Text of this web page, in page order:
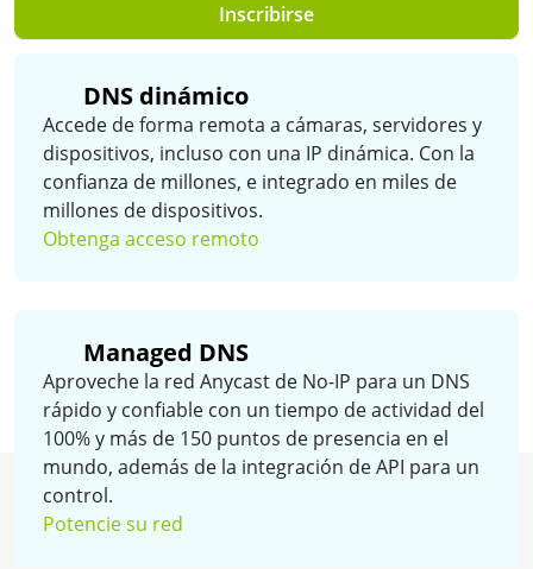
Inscribirse
DNS dinámico
Accede de forma remota a cámaras, servidores y
dispositivos, incluso con una IP dinámica. Con la
confianza de millones, e integrado en miles de
millones de dispositivos.
Obtenga acceso remoto
Managed DNS
Aproveche la red Anycast de No-IP para un DNS
rápido y confiable con un tiempo de actividad del
100% y más de 150 puntos de presencia en el
mundo, además de la integración de API para un
control.
Potencie su red